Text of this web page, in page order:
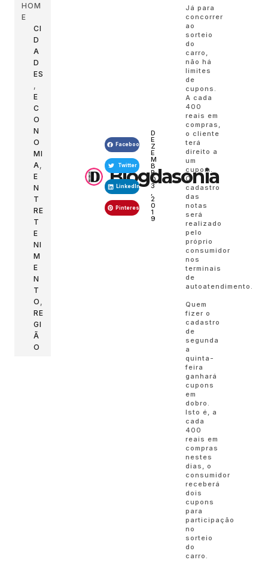
HOM
E
CI
D
A
D
ES
E
C
O
N
O
MI
A
E
N
T
RE
T
E
NI
M
E
N
T
O
RE
GI
Ã
O
Blogdasonia
Facebook
Twitter
LinkedIn
Pinterest
D
E
Z
E
M
B
R
O
3
,
2
0
1
9
Já para
concorrer
ao
sorteio
do
carro,
não há
limites
de
cupons.
A cada
400
reais em
compras,
o cliente
terá
direito a
um
cupom.
O
cadastro
das
notas
será
realizado
pelo
próprio
consumidor
nos
terminais
de
autoatendimento.
Quem
fizer o
cadastro
de
segunda
a
quinta-
feira
ganhará
cupons
em
dobro.
Isto é, a
cada
400
reais em
compras
nestes
dias, o
consumidor
receberá
dois
cupons
para
participação
no
sorteio
do
carro.